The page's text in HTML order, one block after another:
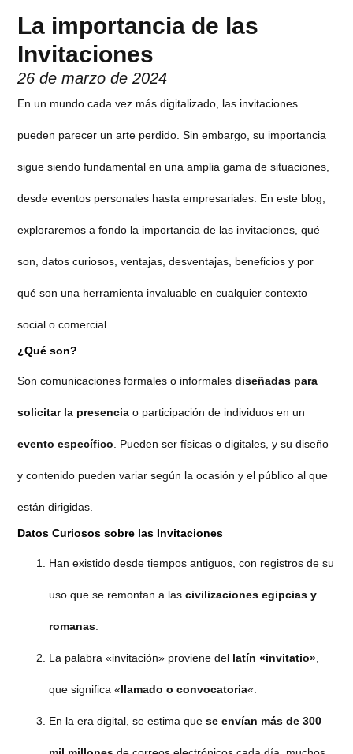
La importancia de las
Invitaciones
26 de marzo de 2024
En un mundo cada vez más digitalizado, las invitaciones
pueden parecer un arte perdido. Sin embargo, su importancia
sigue siendo fundamental en una amplia gama de situaciones,
desde eventos personales hasta empresariales. En este blog,
exploraremos a fondo la importancia de las invitaciones, qué
son, datos curiosos, ventajas, desventajas, beneficios y por
qué son una herramienta invaluable en cualquier contexto
social o comercial.
¿Qué son?
Son comunicaciones formales o informalesdiseñadas para
solicitar la presencia o participación de individuos en un
evento específico . Pueden ser físicas o digitales, y su diseño
y contenido pueden variar según la ocasión y el público al que
están dirigidas.
Datos Curiosos sobre las Invitaciones
Han existido desde tiempos antiguos, con registros de su
uso que se remontan a lascivilizaciones egipcias y
romanas
La palabra «invitación» proviene del latín «invitatio»
que significa «llamado o convocatoria«.
En la era digital, se estima quese envían más de 300